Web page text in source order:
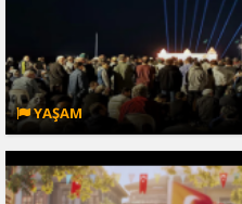
YAŞAM